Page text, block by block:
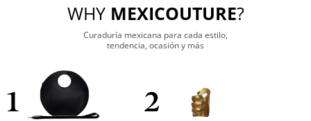
WHY MEXICOUTURE?
Curaduría mexicana para cada estilo,
tendencia, ocasión y más
1 2